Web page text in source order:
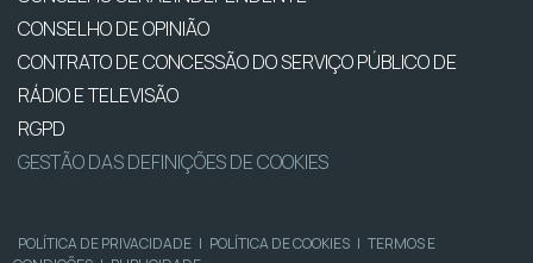
CONSELHO DE OPINIÃO
CONTRATO DE CONCESSÃO DO SERVIÇO PÚBLICO DE
RÁDIO E TELEVISÃO
RGPD
GESTÃO DAS DEFINIÇÕES DE COOKIES
POLÍTICA DE PRIVACIDADE | POLÍTICA DE COOKIES | TERMOS E